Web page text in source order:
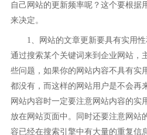
自己网站的更新频率呢？这个要根据
来决定。
1、网站的文章更新要具有实用
通过搜索某个关键词来到企业网站，
些问题，如果你的网站内容不具有实
都没有，而这样的网站用户是不会再
网站内容时一定要注意网站内容的实
放在网站页面中。同时还要注意网站
容已经在搜索引擎中有大量的重复信